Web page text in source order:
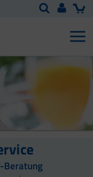
Beratung